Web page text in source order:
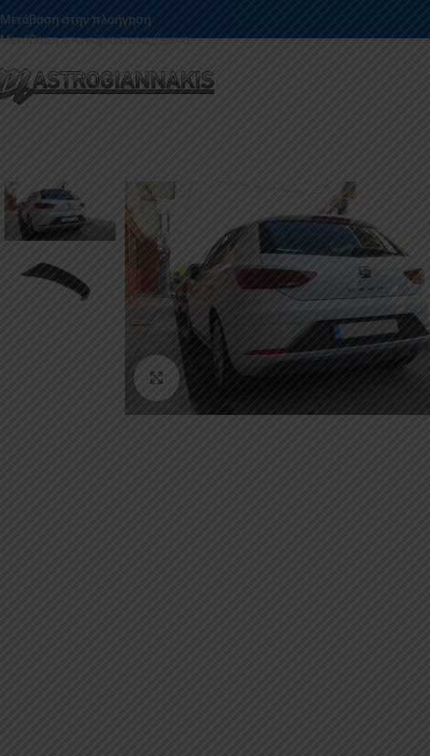
Μετάβαση στην πλοήγηση
Μετάβαση στο κύριο περιεχόμενο
Κάντε κλικ για μεγέθυνση